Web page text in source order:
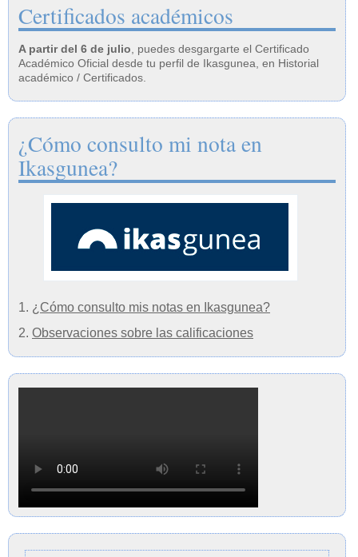
Certificados académicos
A partir del 6 de julio , puedes desgargarte el Certificado
Académico Oficial desde tu perfil de Ikasgunea, en Historial
académico / Certificados.
¿Cómo consulto mi nota en
Ikasgunea?
1. ¿Cómo consulto mis notas en Ikasgunea?
2. Observaciones sobre las calificaciones